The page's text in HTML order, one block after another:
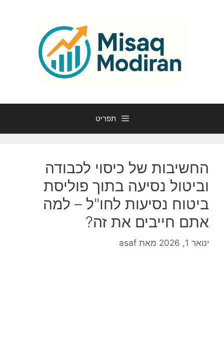
תפריט
החשיבות של כיסוי לכבודה
וביטול נסיעה בתוך פוליסת
ביטוח נסיעות לחו"ל – למה
אתם חייבים את זה?
ינואר 1, 2026 מאת asaf